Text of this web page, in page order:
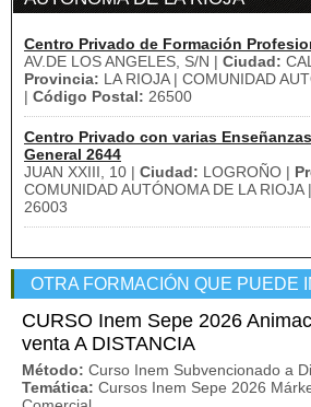
Centro Privado de Formación
AV.DE LOS ANGELES, S/N | Ciudad:
Provincia: LA RIOJA | COMUNIDAD
| Código Postal: 26500
Centro Privado con varias
General 2644
JUAN XXIII, 10 | Ciudad: LOGROÑO |
COMUNIDAD AUTÓNOMA DE LA RIOJA |
26003
OTRA FORMACIÓN QUE PUEDE
CURSO Inem Sepe 2026
venta A DISTANCIA
Método: Curso Inem Subvencionado a
Temática: Cursos Inem Sepe 2026